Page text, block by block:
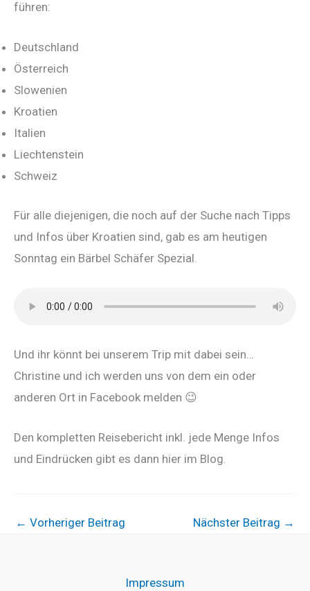
führen:
Deutschland
Österreich
Slowenien
Kroatien
Italien
Liechtenstein
Schweiz
Für alle diejenigen, die noch auf der Suche nach Tipps
und Infos über Kroatien sind, gab es am heutigen
Sonntag ein Bärbel Schäfer Spezial.
Und ihr könnt bei unserem Trip mit dabei sein…
Christine und ich werden uns von dem ein oder
anderen Ort in Facebook melden 😉
Den kompletten Reisebericht inkl. jede Menge Infos
und Eindrücken gibt es dann hier im Blog.
← Vorheriger Beitrag Nächster Beitrag →
Impressum